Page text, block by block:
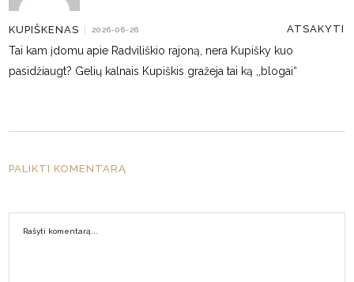
KUPIŠKENAS | 2026-06-26 ATSAKYTI
Tai kam įdomu apie Radviliškio rajoną, nera Kupišky kuo
pasidžiaugt? Gelių kalnais Kupiškis gražeja tai ką ,,blogai“
PALIKTI KOMENTARĄ